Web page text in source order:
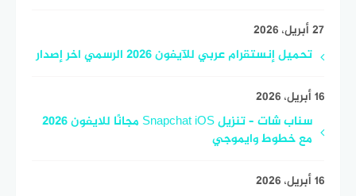
27 أبريل، 2026
تحميل إنستقرام عربي للآيفون 2026 الرسمي اخر إصدار
16 أبريل، 2026
سناب شات – تنزيل Snapchat iOS مجانًا للايفون 2026
مع خطوط وايموجي
16 أبريل، 2026